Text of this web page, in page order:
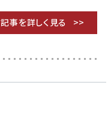
記事を詳しく見る